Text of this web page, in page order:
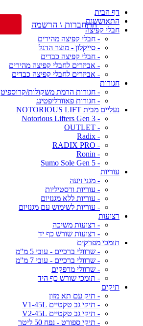
דף הבית
התאוששות
חבלי קפיצה
- חבלי קפיצה מהירים
- סייקלון - מוצר הדגל
- חבלי קפיצה כבדים
- אביזרים לחבלי קפיצה מהירים
- אביזרים לחבלי קפיצה כבדים
חגורות
- חגורות הרמת משקולות/קרוספיט
- חגורות פאוורליפטינג
נעליים מבית NOTORIOUS LIFT
- Notorious Lifters Gen 3
- OUTLET
- Radix
- RADIX PRO
- Ronin
- Sumo Sole Gen 5
עוריות
- מגני זיעה
- עוריות ורסטיליות
- עוריות ללא מגנזיום
- עוריות לשימוש עם מגנזיום
רצועות
- רצועות משיכה
- רצועות שורש כף יד
תומכי מפרקים
- שרוולי ברכיים - עובי 5 מ"מ
- שרוולי ברכיים - עובי 7 מ"מ
- שרוולי מרפקים
- תומכי שורש כף היד
תיקים
- תיק עם תא מזון
- תיקי גב טקטיים V1-45L
- תיקי גב טקטיים V2-45L
- תיקי ספורט - נפח 50 ליטר
התחברות \ הרשמה